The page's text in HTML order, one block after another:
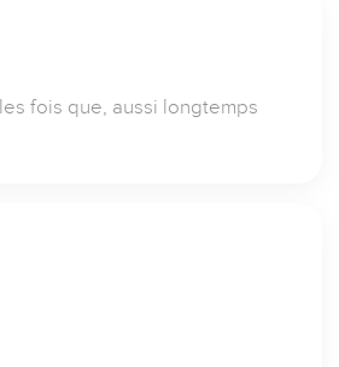
fois que, aussi longtemps